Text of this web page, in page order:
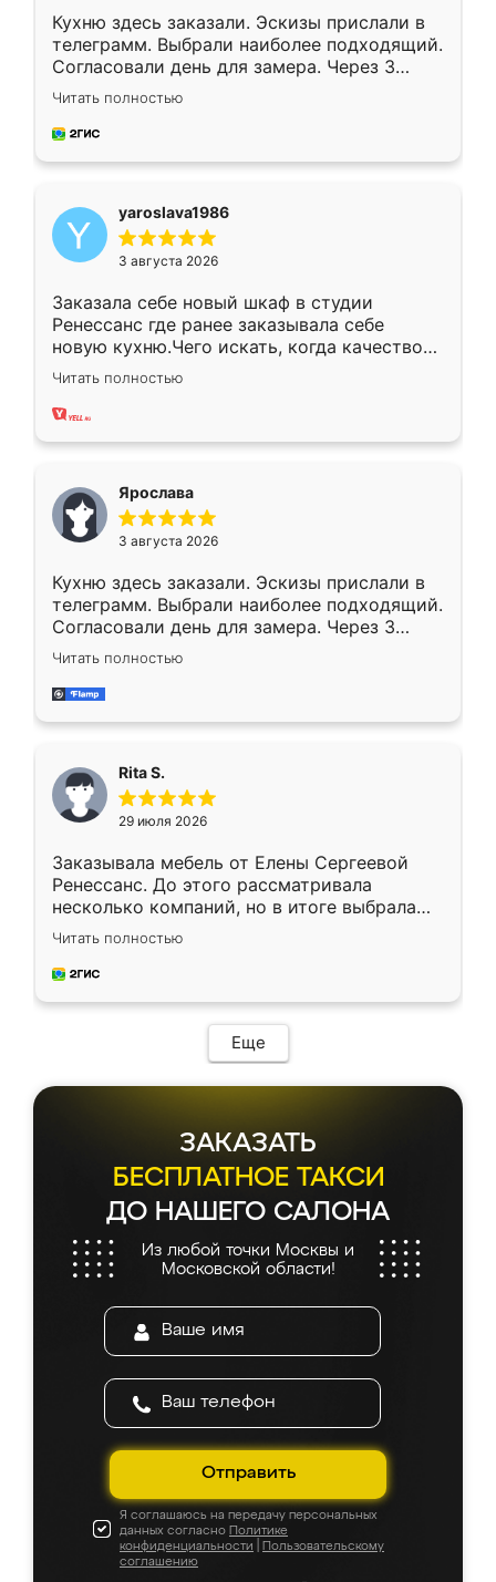
Кухню здесь заказали. Эскизы прислали в
телеграмм. Выбрали наиболее подходящий.
Согласовали день для замера. Через 3
недели кухня была уже готова. Остались
довольны работой. Спасибо Ренессанс
мебель за качественную работу!
Читать полностью
yaroslava1986
3 августа 2026
Заказала себе новый шкаф в студии
Ренессанс где ранее заказывала себе
новую кухню.Чего искать, когда качеством
вполне довольна. Служит кухня уже почти
два года, нареканий нет.
Читать полностью
Ярослава
3 августа 2026
Кухню здесь заказали. Эскизы прислали в
телеграмм. Выбрали наиболее подходящий.
Согласовали день для замера. Через 3
недели кухня была уже готова. Остались
довольны работой. Спасибо Ренессанс
мебель за качественную работу!
Читать полностью
Rita S.
29 июля 2026
Заказывала мебель от Елены Сергеевой
Ренессанс. До этого рассматривала
несколько компаний, но в итоге выбрала
эту. Сначала обговорили условия, потом
приехал замерщик, всё спокойно объяснил
и снял размеры. Изготовили в срок, с
мебель сразу встала на свое место без
каких-либо доработок. Качеством осталась
довольна, все выглядит так, как и ожидала.
Читать полностью
Еще
ЗАКАЗАТЬ
БЕСПЛАТНОЕ ТАКСИ
ДО НАШЕГО САЛОНА
Из любой точки Москвы и
Московской области!
Отправить
Я соглашаюсь на передачу персональных
данных согласно Политике
конфиденциальности
Пользовательскому
соглашению